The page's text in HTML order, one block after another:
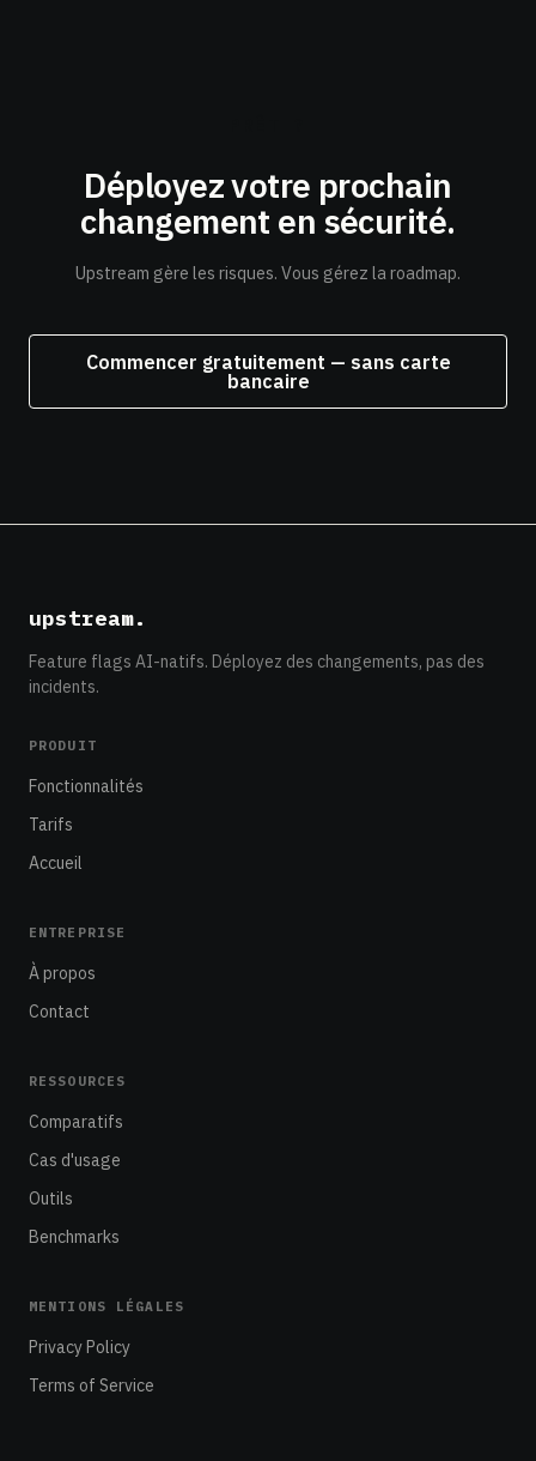
Déployez votre prochain
changement en sécurité.
Upstream gère les risques. Vous gérez la roadmap.
Commencer gratuitement — sans carte
bancaire
upstream.
Feature flags AI-natifs. Déployez des changements, pas des
incidents.
PRODUIT
Fonctionnalités
Tarifs
Accueil
ENTREPRISE
À propos
Contact
RESSOURCES
Comparatifs
Cas d'usage
Outils
Benchmarks
MENTIONS LÉGALES
Privacy Policy
Terms of Service